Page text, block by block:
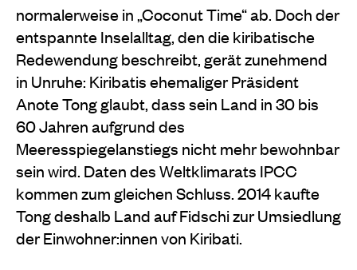
normalerweise in „Coconut Time“ ab. Doch der
entspannte Inselalltag, den die kiribatische
Redewendung beschreibt, gerät zunehmend
in Unruhe: Kiribatis ehemaliger Präsident
Anote Tong glaubt, dass sein Land in 30 bis
60 Jahren aufgrund des
Meeresspiegelanstiegs nicht mehr bewohnbar
sein wird. Daten des Weltklimarats IPCC
kommen zum gleichen Schluss. 2014 kaufte
Tong deshalb Land auf Fidschi zur Umsiedlung
der Einwohner:innen von Kiribati.